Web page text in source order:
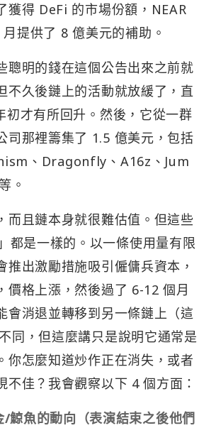
獲得 DeFi 的市場份額，NEAR
提供了 8 億美元的補助。
聰明的錢在這個公告出來之前就
不久後鏈上的活動就放緩了，直
初才有所回升。然後，它從一群
司那裡籌集了 1.5 億美元，包括
、Dragonfly、A16z、Jum
。
而且鏈本身就很難估值。但這些
都是一樣的。以一條使用量有限
推出激勵措施吸引僱傭兵資本，
價格上漲，然後過了 6-12 個月
會消退並轉移到另一條鏈上（這
同，但這麼講只是說明它通常是
你怎麼知道炒作正在消失，或者
不佳？我會觀察以下 4 個方面：
/鯨魚的動向（表演結束之後他們